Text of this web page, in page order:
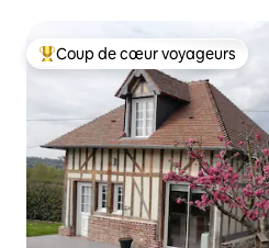
Coups de cœur voyageurs les
Coup de cœur voyageurs